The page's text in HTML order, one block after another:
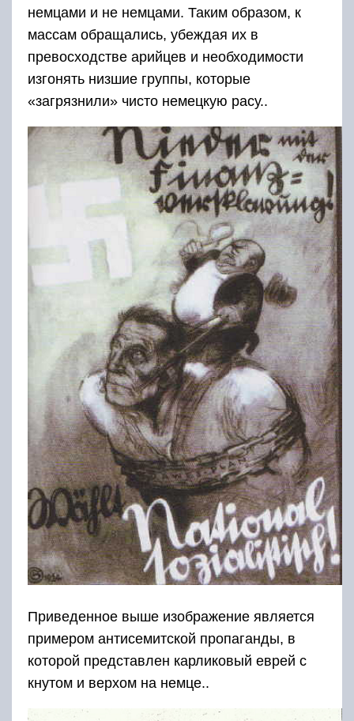
немцами и не немцами. Таким образом, к
массам обращались, убеждая их в
превосходстве арийцев и необходимости
изгонять низшие группы, которые
«загрязнили» чисто немецкую расу..
Приведенное выше изображение является
примером антисемитской пропаганды, в
которой представлен карликовый еврей с
кнутом и верхом на немце..